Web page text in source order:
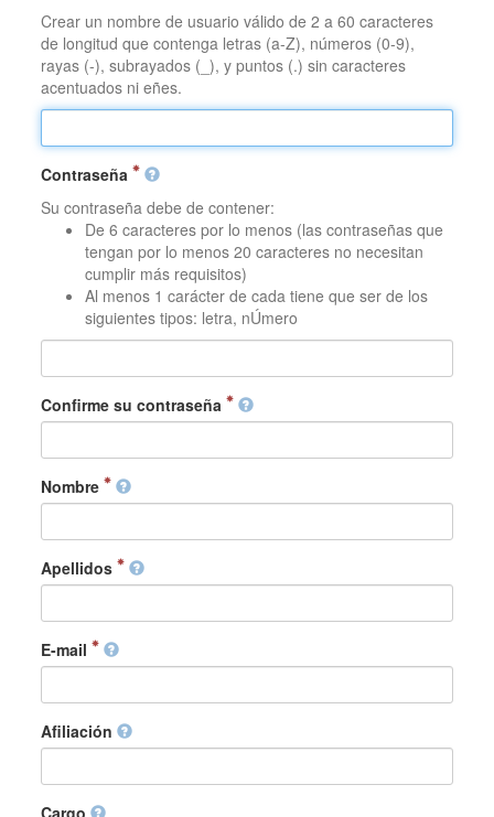
Crear un nombre de usuario válido de 2 a 60 caracteres
de longitud que contenga letras (a-Z), números (0-9),
rayas (-), subrayados (_), y puntos (.) sin caracteres
acentuados ni eñes.
Contraseña
Su contraseña debe de contener:
De 6 caracteres por lo menos (las contraseñas que
tengan por lo menos 20 caracteres no necesitan
cumplir más requisitos)
Al menos 1 carácter de cada tiene que ser de los
siguientes tipos: letra, nÚmero
Confirme su contraseña
Nombre
Apellidos
E-mail
Afiliación
Cargo